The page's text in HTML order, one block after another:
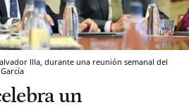
Illa, durante una reunión semanal del
un